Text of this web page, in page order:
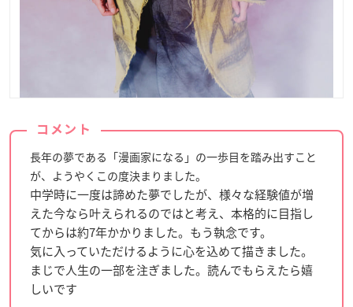
コメント
長年の夢である「漫画家になる」の一歩目を踏み出すこと
が、ようやくこの度決まりました。
中学時に一度は諦めた夢でしたが、様々な経験値が増
えた今なら叶えられるのではと考え、本格的に目指し
てからは約7年かかりました。もう執念です。
気に入っていただけるように心を込めて描きました。
まじで人生の一部を注ぎました。読んでもらえたら嬉
しいです